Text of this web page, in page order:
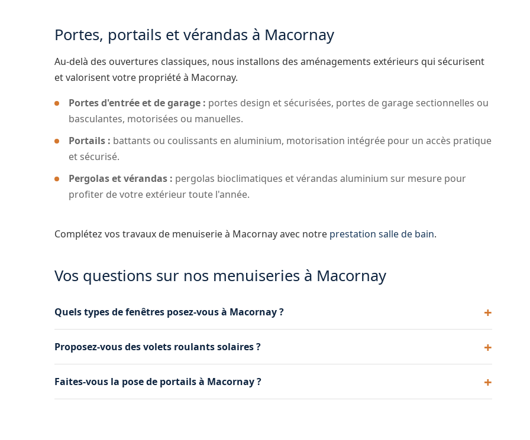
Portes, portails et vérandas à Macornay
Au-delà des ouvertures classiques, nous installons des aménagements extérieurs qui sécurisent
et valorisent votre propriété à Macornay.
Portes d'entrée et de garage : portes design et sécurisées, portes de garage sectionnelles ou
basculantes, motorisées ou manuelles.
Portails : battants ou coulissants en aluminium, motorisation intégrée pour un accès pratique
et sécurisé.
Pergolas et vérandas : pergolas bioclimatiques et vérandas aluminium sur mesure pour
profiter de votre extérieur toute l'année.
Complétez vos travaux de menuiserie à Macornay avec notre prestation salle de bain.
Vos questions sur nos menuiseries à Macornay
Quels types de fenêtres posez-vous à Macornay ?
large choix de coloris et de configurations adaptées à chaque habitat.
Proposez-vous des volets roulants solaires ?
autonomes en énergie et ne nécessitent aucun raccordement électrique.
Faites-vous la pose de portails à Macornay ?